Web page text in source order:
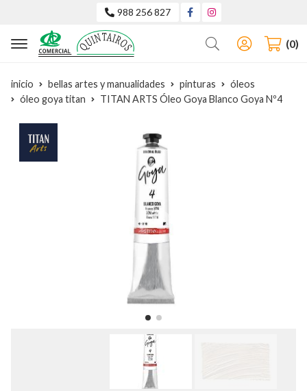
988 256 827
Buscar 0
inicio bellas artes y manualidades pinturas
óleos
óleo goya titan
TITAN ARTS Óleo Goya Blanco Goya Nº4